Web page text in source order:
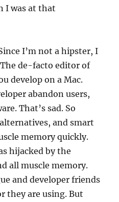
I was at that
I’m not a hipster, I
de-facto editor of
develop on a Mac.
abandon users,
That’s sad. So
and smart
memory quickly.
hijacked by the
all muscle memory.
and developer friends
they are using. But